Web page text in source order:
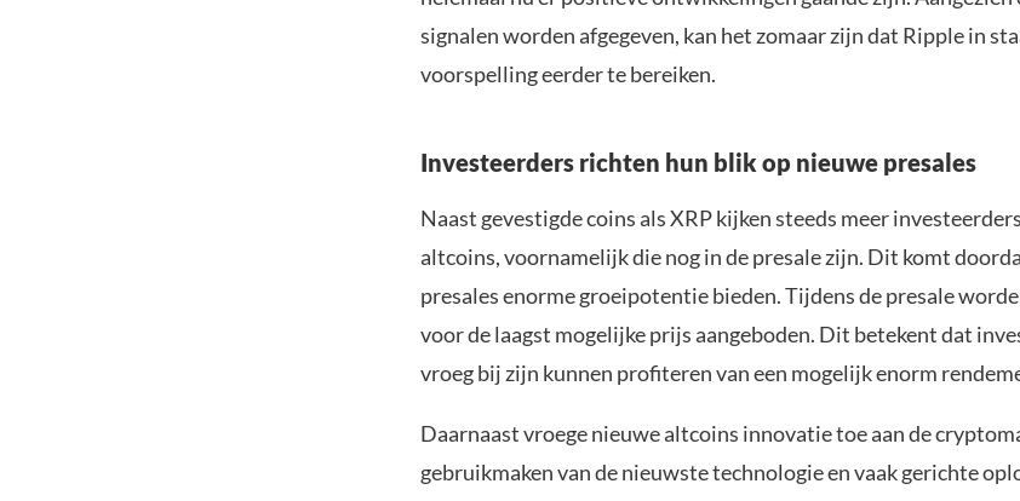
signalen worden afgegeven, kan het zomaar zijn dat Ripple in
voorspelling eerder te bereiken.
Investeerders richten hun blik op nieuwe presales
Naast gevestigde coins als XRP kijken steeds meer
altcoins, voornamelijk die nog in de presale zijn. Dit komt
presales enorme groeipotentie bieden. Tijdens de presale
voor de laagst mogelijke prijs aangeboden. Dit betekent dat
vroeg bij zijn kunnen profiteren van een mogelijk enorm
Daarnaast vroege nieuwe altcoins innovatie toe aan de
gebruikmaken van de nieuwste technologie en vaak gerichte